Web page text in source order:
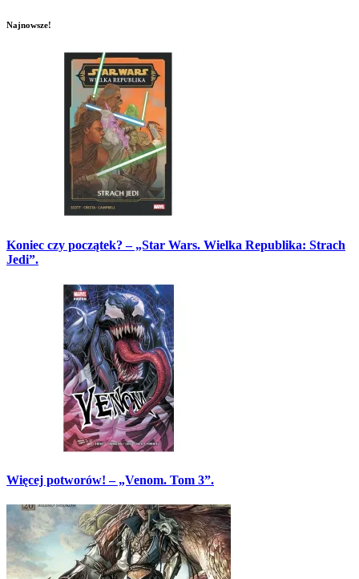
Najnowsze!
Koniec czy początek? – „Star Wars. Wielka Republika: Strach
Jedi”.
Więcej potworów! – „Venom. Tom 3”.